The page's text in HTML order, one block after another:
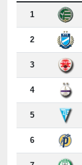
2
3
4
5
6
7